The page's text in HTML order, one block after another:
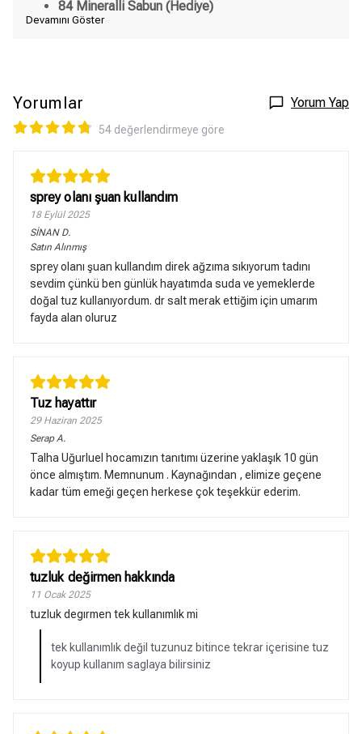
84 Mineralli Sabun (Hediye)
Devamını Göster
Yorumlar Yorum Yap
54 değerlendirmeye göre
sprey olanı şuan kullandım
18 Eylül 2025
SİNAN D.
Satın Alınmış
sprey olanı şuan kullandım direk ağzıma sıkıyorum tadını
sevdim çünkü ben günlük hayatımda suda ve yemeklerde
doğal tuz kullanıyordum. dr salt merak ettiğim için umarım
fayda alan oluruz
Tuz hayattır
29 Haziran 2025
Serap A.
Talha Uğurluel hocamızın tanıtımı üzerine yaklaşık 10 gün
önce almıştım. Memnunum . Kaynağından , elimize geçene
kadar tüm emeği geçen herkese çok teşekkür ederim.
tuzluk değirmen hakkında
11 Ocak 2025
tuzluk degırmen tek kullanımlık mi
tek kullanımlık değil tuzunuz bitince tekrar içerisine tuz
koyup kullanım saglaya bilirsiniz